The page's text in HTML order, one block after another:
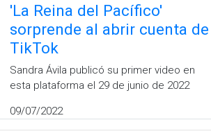
'La Reina del Pacífico'
sorprende al abrir cuenta de
TikTok
Sandra Ávila publicó su primer video en
esta plataforma el 29 de junio de 2022
09/07/2022